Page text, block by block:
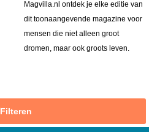
Magvilla.nl ontdek je elke editie van
dit toonaangevende magazine voor
mensen die niet alleen groot
dromen, maar ook groots leven.
Filteren